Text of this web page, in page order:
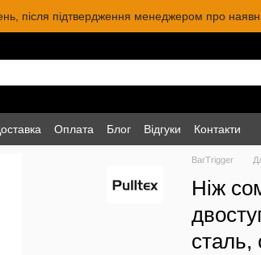
після підтвердження менеджером про
Оплата Блог Відгуки Контакти
BarTrigger
Ніж
сталь,